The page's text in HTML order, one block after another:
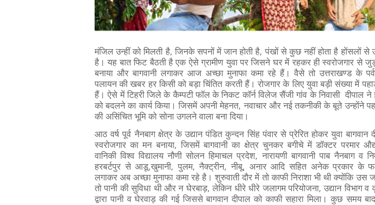
मंजिल उन्हीं को मिलती है, जिनके सपनों में जान होती है, पंखों से कुछ नहीं होता है होंसलों से
है। यह बात फिट बैठती है एक ऐसे ग्रामीण युवा पर जिसने घर में रहकर ही स्वरोजगार से
बनाया और बागवानी लगाकर आज अच्छा मुनाफा कमा रहे हैं। वैसे तो उत्तराखण्ड के
पलायन की खबर हर किसी को बड़ा चिंतित करती हैं। रोजगार के लिए युवा बड़ी संख्या में
हैं। ऐसे में टिहरी जिले के कैम्पटी फॉल के निकट कॉर्न विलेज सैंजी गांव के निवासी दीपाल ने
को बदलने का कार्य किया। जिसमें अपनी मेहनत, नवाचार और नई तकनीकी के बूते उन्होंने
की असिंचित भूमि को सोना उगलने वाला बना दिया।
आठ वर्ष पूर्व नैनबाग क्षेत्र के उद्यान पंडित कुन्दन सिंह पंवार से प्रेरित होकर युवा बागवान
स्वरोजगार का मन बनाया, जिसमें बागवानी का क्षेत्र चुनकर बगीचे में डॉक्टर परमार
वानिकी विश्व विद्यालय नौणी सोलन हिमाचल प्रदेश, नारायणी बागवानी पाब नैनबाग व
हरबर्टपुर से आडू,खुमानी, पुलम, नैक्ट्रीन, नीबू, अनार आदि सहित अनेक प्रकार के
लगाकर अब अच्छा मुनाफा कमा रहे है। शुरुवाती दौर में तो काफी निराशा भी थी क्योंकि उस
तो पानी की सुविधा थी और न घेरबाड़, लेकिन धीरे धीरे जलागम परियोजना, उद्यान विभाग व
द्वारा पानी व घेरवाड़ की गई जिससे बागवान दीपाल को काफी सहारा मिला। कुछ समय